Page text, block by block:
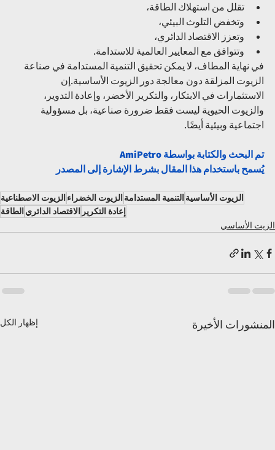
تقلل من استهلاك الطاقة،
وتخفض التلوث البيئي،
وتعزز الاقتصاد الدائري،
وتتوافق مع المعايير العالمية للاستدامة.
في نهاية المطاف، لا يمكن تحقيق التنمية المستدامة في صناعة
الزيوت المزلقة دون معالجة دور الزيوت الأساسية.إن
الاستثمارات في الابتكار، والتكرير الأخضر، وإعادة التدوير،
والزيوت الحيوية ليست فقط ضرورة صناعية، بل مسؤولية
اجتماعية وبيئية أيضًا.
تم البحث والكتابة بواسطة AmiPetro
يُسمح باستخدام هذا المقال بشرط الإشارة إلى المصدر
الزيوت الأساسية التنمية المستدامة الزيوت الخضراء الزيوت الاصطناعية
إعادة التكرير الاقتصاد الدائري الطاقة
الزيت الأساسي
المنشورات الأخيرة إظهار الكل